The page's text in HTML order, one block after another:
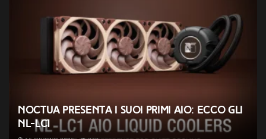
Noctua presenta i suoi primi AIO: ecco gli
NL-LC1